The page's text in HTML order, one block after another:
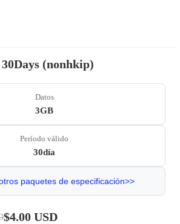
(nonhkip)
Datos
3GB
Período válido
30día
paquetes de especificación>>
$4.00 USD